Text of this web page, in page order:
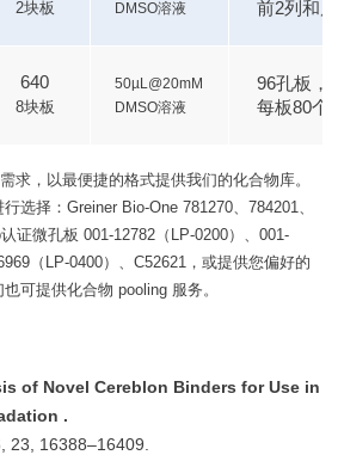
2块板
DMSO溶液
前2列和
640
8块板
50µL@20mM
DMSO溶液
96孔板，
每板80个
求，以最便捷的格式提供我们的化合物库。
选择：Greiner Bio-One 781270、784201、
证微孔板 001-12782（LP-0200）、001-
（LP-0400）、C52621，或提供您偏好的
可提供化合物 pooling 服务。
of Novel Cereblon Binders for Use in
.
23, 16388–16409.